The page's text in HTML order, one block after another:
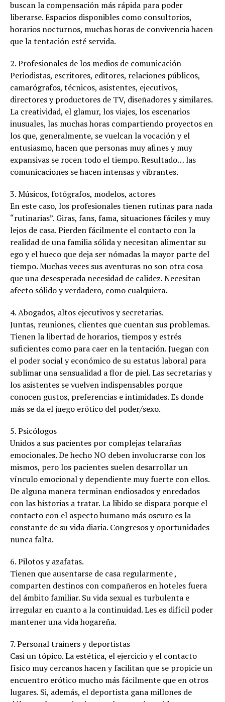
buscan la compensación más rápida para poder
liberarse. Espacios disponibles como consultorios,
horarios nocturnos, muchas horas de convivencia hacen
que la tentación esté servida.
2. Profesionales de los medios de comunicación
Periodistas, escritores, editores, relaciones públicos,
camarógrafos, técnicos, asistentes, ejecutivos,
directores y productores de TV, diseñadores y similares.
La creatividad, el glamur, los viajes, los escenarios
inusuales, las muchas horas compartiendo proyectos en
los que, generalmente, se vuelcan la vocación y el
entusiasmo, hacen que personas muy afines y muy
expansivas se rocen todo el tiempo. Resultado… las
comunicaciones se hacen intensas y vibrantes.
3. Músicos, fotógrafos, modelos, actores
En este caso, los profesionales tienen rutinas para nada
“rutinarias”. Giras, fans, fama, situaciones fáciles y muy
lejos de casa. Pierden fácilmente el contacto con la
realidad de una familia sólida y necesitan alimentar su
ego y el hueco que deja ser nómadas la mayor parte del
tiempo. Muchas veces sus aventuras no son otra cosa
que una desesperada necesidad de calidez. Necesitan
afecto sólido y verdadero, como cualquiera.
4. Abogados, altos ejecutivos y secretarias.
Juntas, reuniones, clientes que cuentan sus problemas.
Tienen la libertad de horarios, tiempos y estrés
suficientes como para caer en la tentación. Juegan con
el poder social y económico de su estatus laboral para
sublimar una sensualidad a flor de piel. Las secretarias y
los asistentes se vuelven indispensables porque
conocen gustos, preferencias e intimidades. Es donde
más se da el juego erótico del poder/sexo.
5. Psicólogos
Unidos a sus pacientes por complejas telarañas
emocionales. De hecho NO deben involucrarse con los
mismos, pero los pacientes suelen desarrollar un
vínculo emocional y dependiente muy fuerte con ellos.
De alguna manera terminan endiosados y enredados
con las historias a tratar. La libido se dispara porque el
contacto con el aspecto humano más oscuro es la
constante de su vida diaria. Congresos y oportunidades
nunca falta.
6. Pilotos y azafatas.
Tienen que ausentarse de casa regularmente ,
comparten destinos con compañeros en hoteles fuera
del ámbito familiar. Su vida sexual es turbulenta e
irregular en cuanto a la continuidad. Les es difícil poder
mantener una vida hogareña.
7. Personal trainers y deportistas
Casi un tópico. La estética, el ejercicio y el contacto
físico muy cercanos hacen y facilitan que se propicie un
encuentro erótico mucho más fácilmente que en otros
lugares. Si, además, el deportista gana millones de